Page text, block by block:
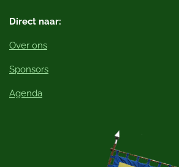
Direct naar:
Over ons
Sponsors
Agenda